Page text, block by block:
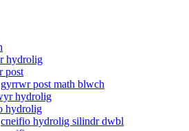
hydrolig
post
gyrrwr post math blwch
hydrolig
hydrolig
cneifio hydrolig silindr dwbl